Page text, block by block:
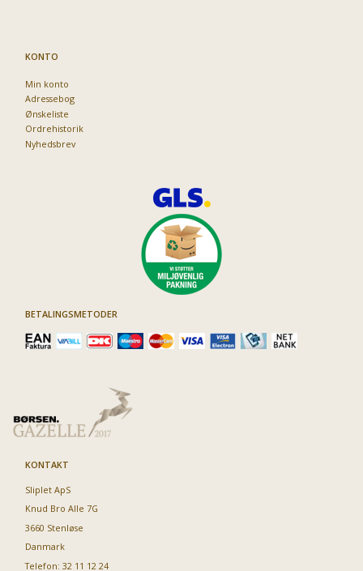
KONTO
Min konto
Adressebog
Ønskeliste
Ordrehistorik
Nyhedsbrev
BETALINGSMETODER
KONTAKT
Sliplet ApS
Knud Bro Alle 7G
3660 Stenløse
Danmark
Telefon: 32 11 12 24